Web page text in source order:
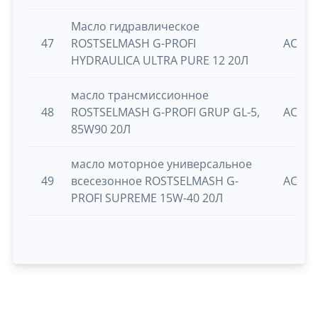
47
Масло гидравлическое
ROSTSELMASH G-PROFI
HYDRAULICA ULTRA PURE 12 20Л
48
масло трансмиссионное
ROSTSELMASH G-PROFI GRUP GL-5,
85W90 20Л
49
масло моторное универсальное
всесезонное ROSTSELMASH G-
PROFI SUPREME 15W-40 20Л